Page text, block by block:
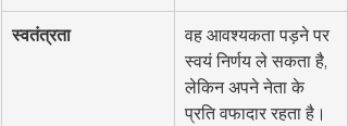
स्वतंत्रता
वह आवश्यकता पड़ने पर
स्वयं निर्णय ले सकता है,
लेकिन अपने नेता के
प्रति वफादार रहता है।